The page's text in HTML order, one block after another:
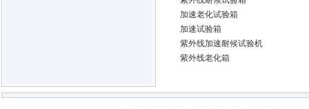
加速老化试验箱
加速试验箱
紫外线加速耐候试验机
紫外线老化箱